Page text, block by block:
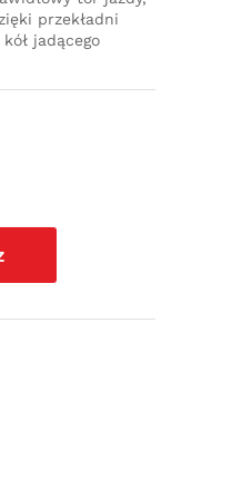
przekładni
jadącego